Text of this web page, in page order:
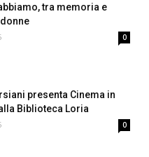
tra memoria e
0
presenta Cinema in
Biblioteca Loria
0